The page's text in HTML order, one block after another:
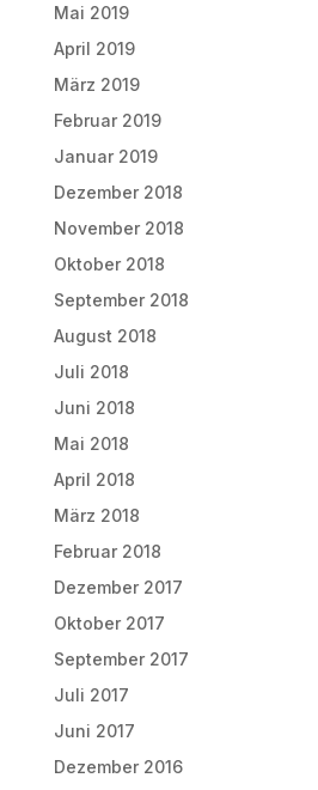
Mai 2019
April 2019
März 2019
Februar 2019
Januar 2019
Dezember 2018
November 2018
Oktober 2018
September 2018
August 2018
Juli 2018
Juni 2018
Mai 2018
April 2018
März 2018
Februar 2018
Dezember 2017
Oktober 2017
September 2017
Juli 2017
Juni 2017
Dezember 2016